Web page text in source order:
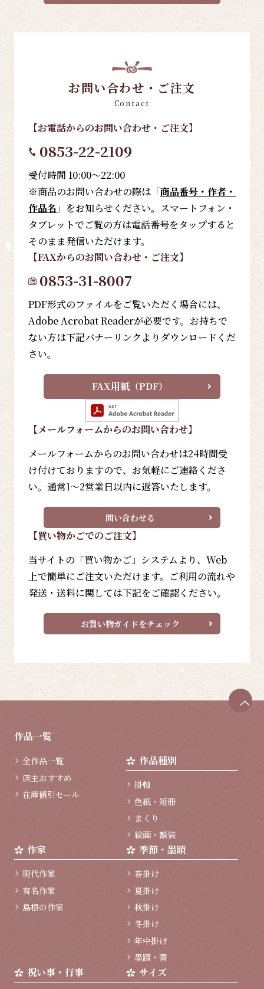
お問い合わせ・ご注文
Contact
【お電話からのお問い合わせ・ご注文】
0853-22-2109
受付時間 10:00～22:00
※商品のお問い合わせの際は「商品番号・作者・
作品名 」をお知らせください。スマートフォン・
タブレットでご覧の方は電話番号をタップすると
そのまま発信いただけます。
【FAXからのお問い合わせ・ご注文】
0853-31-8007
PDF形式のファイルをご覧いただく場合には、
Adobe Acrobat Readerが必要です。お持ちで
ない方は下記バナーリンクよりダウンロードくだ
さい。
FAX用紙（PDF）
【メールフォームからのお問い合わせ】
メールフォームからのお問い合わせは24時間受
け付けておりますので、お気軽にご連絡くださ
い。通常1～2営業日以内に返答いたします。
問い合わせる
【買い物かごでのご注文】
当サイトの「買い物かご」システムより、Web
上で簡単にご注文いただけます。ご利用の流れや
発送・送料に関しては下記をご確認ください。
お買い物ガイドをチェック
作品一覧
全作品一覧
店主おすすめ
在庫値引セール
作品種別
掛軸
色紙・短冊
まくり
絵画・額装
作家
現代作家
有名作家
島根の作家
季節・墨蹟
春掛け
夏掛け
秋掛け
冬掛け
年中掛け
墨蹟・書
祝い事・行事 サイズ
ペ